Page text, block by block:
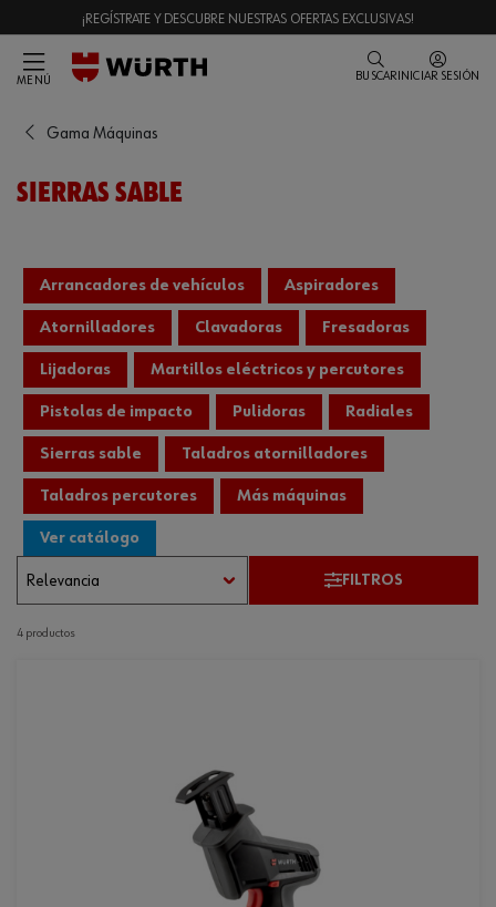
¡REGÍSTRATE Y DESCUBRE NUESTRAS OFERTAS EXCLUSIVAS!
MENÚ BUSCAR INICIAR SESIÓN
Gama Máquinas
SIERRAS SABLE
Arrancadores de vehículos Aspiradores
Atornilladores Clavadoras Fresadoras
Lijadoras Martillos eléctricos y percutores
Pistolas de impacto Pulidoras Radiales
Sierras sable Taladros atornilladores
Taladros percutores Más máquinas
Ver catálogo
FILTROS
4 productos